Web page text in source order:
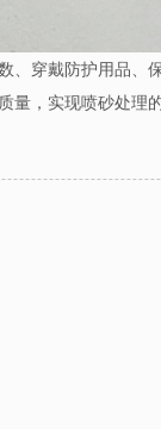
、穿戴防护用品、
，实现喷砂处理的